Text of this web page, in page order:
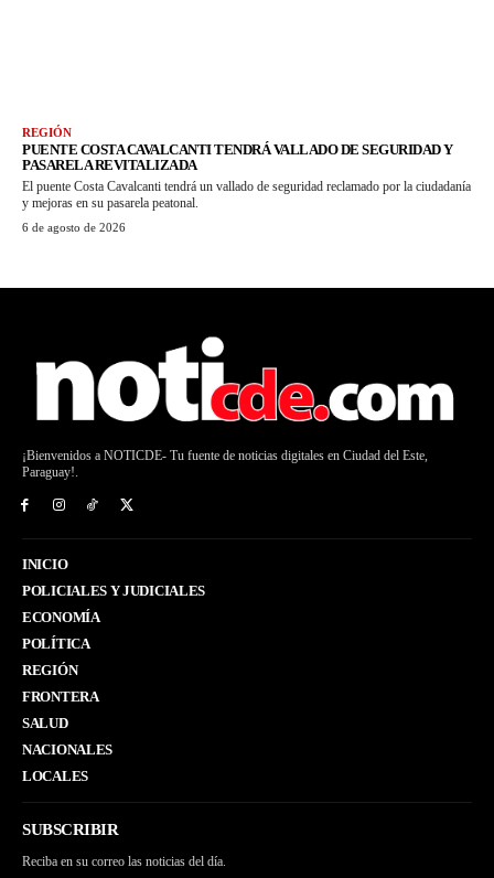
REGIÓN
PUENTE COSTA CAVALCANTI TENDRÁ VALLADO DE SEGURIDAD Y
PASARELA REVITALIZADA
El puente Costa Cavalcanti tendrá un vallado de seguridad reclamado por la ciudadanía
y mejoras en su pasarela peatonal.
6 de agosto de 2026
¡Bienvenidos a NOTICDE- Tu fuente de noticias digitales en Ciudad del Este,
Paraguay!.
INICIO
POLICIALES Y JUDICIALES
ECONOMÍA
POLÍTICA
REGIÓN
FRONTERA
SALUD
NACIONALES
LOCALES
SUBSCRIBIR
Reciba en su correo las noticias del día.